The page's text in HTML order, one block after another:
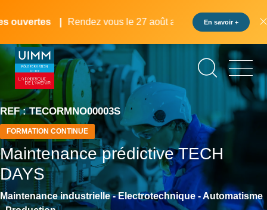
au
principal
Rendez vous le 27 août au pôle formation UIMM
En savoir +
REF : TECORMNO00003S
FORMATION CONTINUE
Maintenance prédictive TECH
DAYS
Maintenance industrielle - Electrotechnique - Automatisme